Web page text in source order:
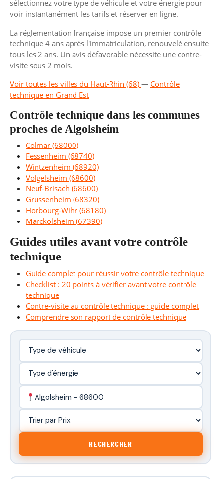
sélectionnez votre type de véhicule et votre énergie pour
voir instantanément les tarifs et réserver en ligne.
La réglementation française impose un premier contrôle
technique 4 ans après l'immatriculation, renouvelé ensuite
tous les 2 ans. Un avis défavorable nécessite une contre-
visite sous 2 mois.
Voir toutes les villes du Haut-Rhin (68) — Contrôle
technique en Grand Est
Contrôle technique dans les communes
proches de Algolsheim
Colmar (68000)
Fessenheim (68740)
Wintzenheim (68920)
Volgelsheim (68600)
Neuf-Brisach (68600)
Grussenheim (68320)
Horbourg-Wihr (68180)
Marckolsheim (67390)
Guides utiles avant votre contrôle
technique
Guide complet pour réussir votre contrôle technique
Checklist : 20 points à vérifier avant votre contrôle
technique
Contre-visite au contrôle technique : guide complet
Comprendre son rapport de contrôle technique
Algolsheim - 68600
RECHERCHER